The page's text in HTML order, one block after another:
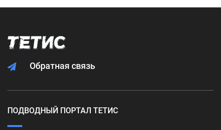
Обратная связь
ПОДВОДНЫЙ ПОРТАЛ ТЕТИС